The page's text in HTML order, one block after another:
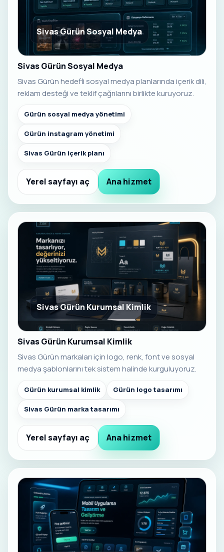
Sivas Gürün Sosyal Medya
Sivas Gürün Sosyal Medya
Sivas Gürün hedefli sosyal medya planlarında içerik dili,
reklam desteği ve teklif çağrılarını birlikte kuruyoruz.
Gürün sosyal medya yönetimi
Gürün instagram yönetimi
Sivas Gürün içerik planı
Yerel sayfayı aç Ana hizmet
Sivas Gürün Kurumsal Kimlik
Sivas Gürün Kurumsal Kimlik
Sivas Gürün markaları için logo, renk, font ve sosyal
medya şablonlarını tek sistem halinde kurguluyoruz.
Gürün kurumsal kimlik Gürün logo tasarımı
Sivas Gürün marka tasarımı
Yerel sayfayı aç Ana hizmet